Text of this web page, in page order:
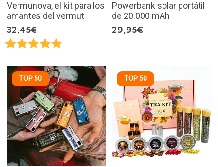
Vermunova, el kit para los
amantes del vermut
32,45€
Powerbank solar portátil
de 20.000 mAh
29,95€
TOP 50 TOP 50